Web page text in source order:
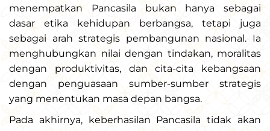
menempatkan Pancasila bukan hanya sebagai
dasar etika kehidupan berbangsa, tetapi juga
sebagai arah strategis pembangunan nasional. Ia
menghubungkan nilai dengan tindakan, moralitas
dengan produktivitas, dan cita-cita kebangsaan
dengan penguasaan sumber-sumber strategis
yang menentukan masa depan bangsa.
Pada akhirnya, keberhasilan Pancasila tidak akan